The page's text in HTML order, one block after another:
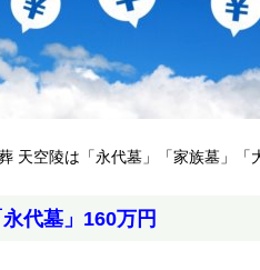
天空陵は「永代墓」「家族墓」「
永代墓」160万円